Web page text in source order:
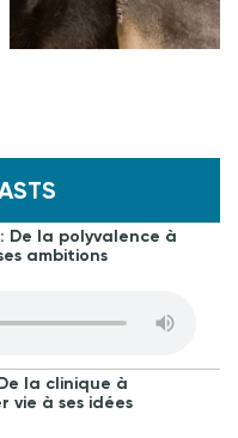
De la polyvalence à
ambitions
la clinique à
vie à ses idées